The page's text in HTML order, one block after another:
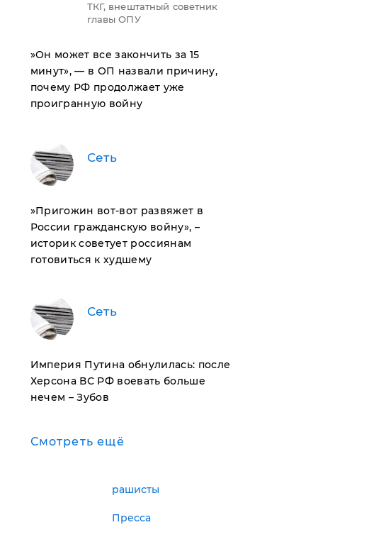
ТКГ, внештатный советник
главы ОПУ
​»Он может все закончить за 15
минут», — в ОП назвали причину,
почему РФ продолжает уже
проигранную войну
Сеть
​»Пригожин вот-вот развяжет в
России гражданскую войну», –
историк советует россиянам
готовиться к худшему
Сеть
Империя Путина обнулилась: после
Херсона ВС РФ воевать больше
нечем – Зубов
Смотреть ещё
рашисты
Пресса